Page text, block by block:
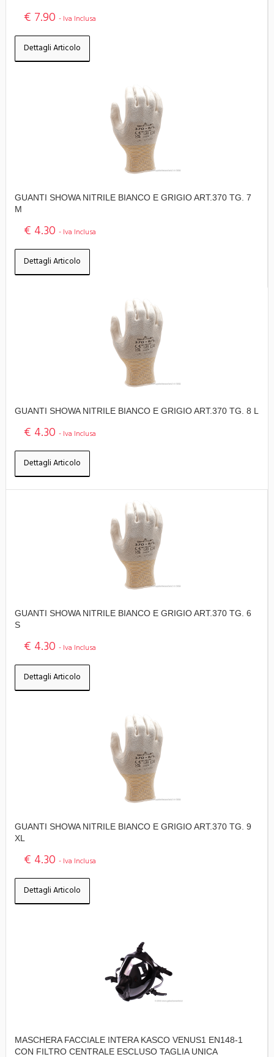
€ 7.90 - Iva Inclusa
Dettagli Articolo
GUANTI SHOWA NITRILE BIANCO E GRIGIO ART.370 TG. 7
M
€ 4.30 - Iva Inclusa
Dettagli Articolo
GUANTI SHOWA NITRILE BIANCO E GRIGIO ART.370 TG. 8 L
€ 4.30 - Iva Inclusa
Dettagli Articolo
GUANTI SHOWA NITRILE BIANCO E GRIGIO ART.370 TG. 6
S
€ 4.30 - Iva Inclusa
Dettagli Articolo
GUANTI SHOWA NITRILE BIANCO E GRIGIO ART.370 TG. 9
XL
€ 4.30 - Iva Inclusa
Dettagli Articolo
MASCHERA FACCIALE INTERA KASCO VENUS1 EN148-1
CON FILTRO CENTRALE ESCLUSO TAGLIA UNICA